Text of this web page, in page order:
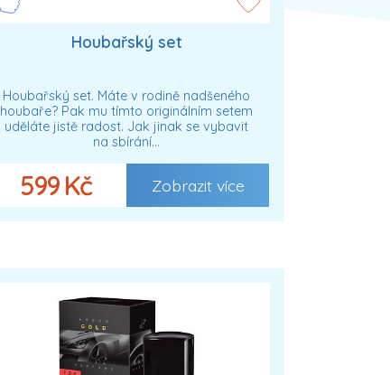
Houbařský set
Houbařský set. Máte v rodině nadšeného
houbaře? Pak mu tímto originálním setem
uděláte jistě radost. Jak jinak se vybavit
na sbírání…
599 Kč Zobrazit více